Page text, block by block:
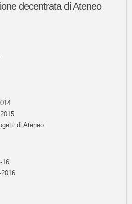
decentrata di Ateneo
di Ateneo
16